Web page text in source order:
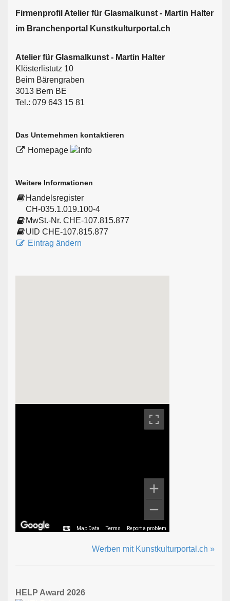
Firmen­profil Atelier für Glasmalkunst - Martin Halter
im Branchen­portal Kunstkulturportal.ch
Atelier für Glasmalkunst - Martin Halter
Klösterlistutz 10
Beim Bärengraben
3013 Bern BE
Tel.: 079 643 15 81
Das Unternehmen kontaktieren
Homepage
Weitere Informationen
Handelsregister
CH-035.1.019.100-4
MwSt.-Nr. CHE-107.815.877
UID CHE-107.815.877
Eintrag ändern
Map Data Terms Report a problem
Werben mit Kunstkulturportal.ch »
HELP Award 2026